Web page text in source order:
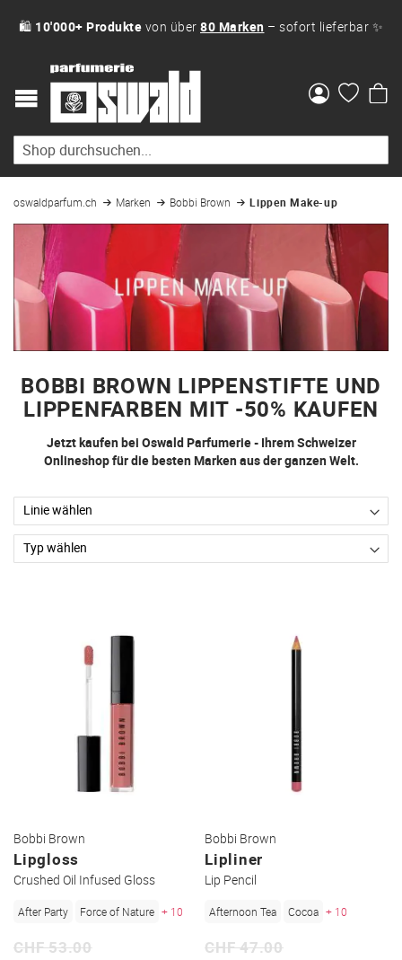
🛍 10'000+ Produkte von über 80 Marken – sofort lieferbar ✨
oswaldparfum.ch Marken Bobbi Brown Lippen Make-up
BOBBI BROWN LIPPENSTIFTE UND
LIPPENFARBEN MIT -50% KAUFEN
Jetzt kaufen bei Oswald Parfumerie - Ihrem Schweizer
Onlineshop für die besten Marken aus der ganzen Welt.
Bobbi Brown
Lipgloss
Crushed Oil Infused Gloss
After Party Force of Nature + 10
CHF 53.00
Bobbi Brown
Lipliner
Lip Pencil
Afternoon Tea Cocoa + 10
CHF 47.00